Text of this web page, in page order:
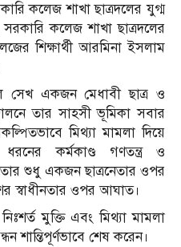
কলেজ শাখা ছাত্রদলের যুগ্ম
কলেজ শাখা ছাত্রদলের
শিক্ষার্থী আরমিনা ইসলাম
একজন মেধাবী ছাত্র ও
তার সাহসী ভূমিকা সবার
মিথ্যা মামলা দিয়ে
কর্মকাণ্ড গণতন্ত্র ও
শুধু একজন ছাত্রনেতার ওপর
স্বাধীনতার ওপর আঘাত।
মুক্তি এবং মিথ্যা মামলা
শান্তিপূর্ণভাবে শেষ করেন।